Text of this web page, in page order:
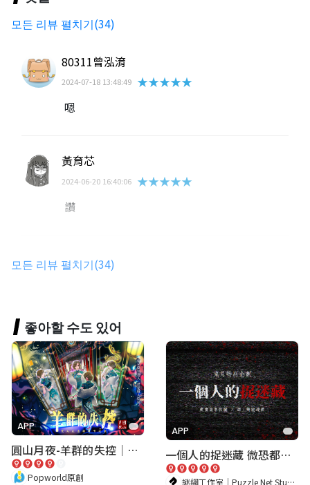
모든 리뷰 펼치기(34)
80311曾泓淯
2024-07-18 13:48:49 ★★★★★
嗯
黃育芯
2024-06-20 16:40:06 ★★★★★
讚
張貽姍
蔡承穎
2024-06-04 17:54:00 ★★★★★
非常有趣
黃盈盛
2024-06-04 16:13:06
★★★★★
모든 리뷰 펼치기(34)
좋아할 수도 있어
APP
圓山月夜-羊群的失控｜圓山飯店 ARG實境解謎遊戲
Popworld原創
APP
一個人的捉迷藏 微恐都市傳說
謎網工作室｜Puzzle Net Studio